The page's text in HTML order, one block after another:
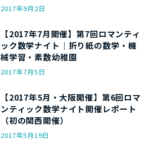
2017年9月2日
【2017年7月開催】第7回ロマンティ
ック数学ナイト｜折り紙の数学・機
械学習・素数幼稚園
2017年7月5日
【2017年5月・大阪開催】第6回ロマ
ンティック数学ナイト開催レポート
（初の関西開催）
2017年5月19日